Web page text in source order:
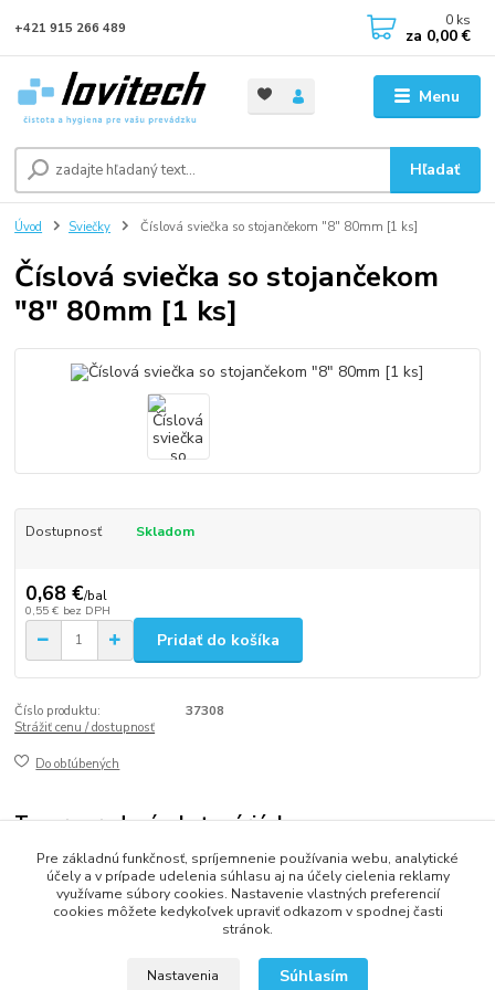
Menu
Hľadať
+421 915 266 489 0 ks
za 0,00 €
Úvod Sviečky Číslová sviečka so stojančekom "8" 80mm [1 ks]
Číslová sviečka so stojančekom
"8" 80mm [1 ks]
Dostupnosť Skladom
0,68 €/bal
0,55 € bez DPH
Pridať do košíka
Číslo produktu:
37308
Strážiť cenu / dostupnosť
Do obľúbených
Tovar zaradený v kategóriách
Sviečky
2013 - 2025 LOVITECH, s.r.o. - Už 12 rokov s Vami...
Pre základnú funkčnosť, spríjemnenie používania webu, analytické
účely a v prípade udelenia súhlasu aj na účely cielenia reklamy
využívame súbory cookies. Nastavenie vlastných preferencií
cookies môžete kedykoľvek upraviť odkazom v spodnej časti
stránok.
Nastavenia Súhlasím